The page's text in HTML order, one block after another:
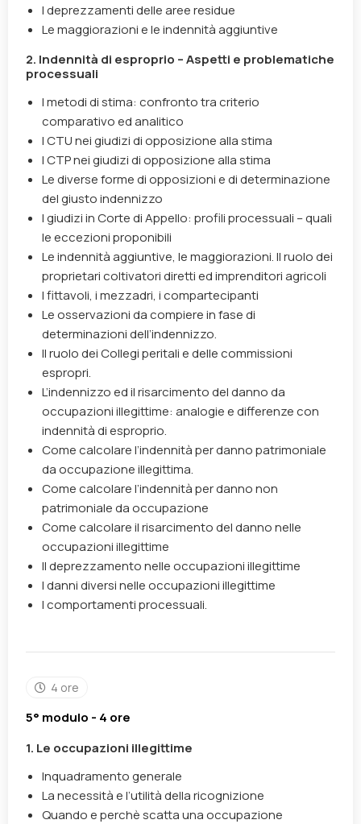
I deprezzamenti delle aree residue
Le maggiorazioni e le indennità aggiuntive
2. Indennità di esproprio – Aspetti e problematiche
processuali
I metodi di stima: confronto tra criterio
comparativo ed analitico
I CTU nei giudizi di opposizione alla stima
I CTP nei giudizi di opposizione alla stima
Le diverse forme di opposizioni e di determinazione
del giusto indennizzo
I giudizi in Corte di Appello: profili processuali – quali
le eccezioni proponibili
Le indennità aggiuntive, le maggiorazioni. Il ruolo dei
proprietari coltivatori diretti ed imprenditori agricoli
I fittavoli, i mezzadri, i compartecipanti
Le osservazioni da compiere in fase di
determinazioni dell’indennizzo.
Il ruolo dei Collegi peritali e delle commissioni
espropri.
L’indennizzo ed il risarcimento del danno da
occupazioni illegittime: analogie e differenze con
indennità di esproprio.
Come calcolare l’indennità per danno patrimoniale
da occupazione illegittima.
Come calcolare l’indennità per danno non
patrimoniale da occupazione
Come calcolare il risarcimento del danno nelle
occupazioni illegittime
Il deprezzamento nelle occupazioni illegittime
I danni diversi nelle occupazioni illegittime
I comportamenti processuali.
4 ore
5° modulo - 4 ore
1. Le occupazioni illegittime
Inquadramento generale
La necessità e l’utilità della ricognizione
Quando e perchè scatta una occupazione